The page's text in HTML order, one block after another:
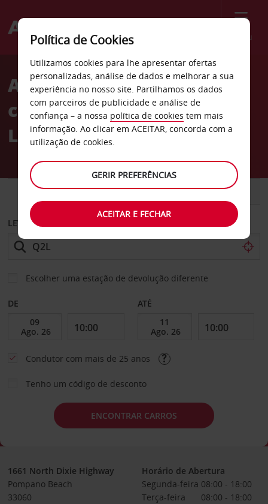
Menu
Welcome
AvisAluguer de
carros Powerline em Fort
Lauderdale
CARRO COMERCIAIS
LEVANTAR EM
Escolher uma estação de devolução diferente
DE ATÉ
Condutor com mais de 25 anos
Tenho um código de desconto
ENCONTRAR CARROS
1661 North Dixie Highway
Pompano Beach
33060
Horário de Abertura
Segunda-feira 08:00 - 18:00
Terça-feira
08:00 - 18:00
Política de Cookies
Utilizamos cookies para lhe apresentar ofertas
personalizadas, análise de dados e melhorar a sua
experiência no nosso site. Partilhamos os dados
com parceiros de publicidade e análise de
confiança – a nossa política de cookies tem mais
informação. Ao clicar em ACEITAR, concorda com a
utilização de cookies.
GERIR PREFERÊNCIAS
ACEITAR E FECHAR